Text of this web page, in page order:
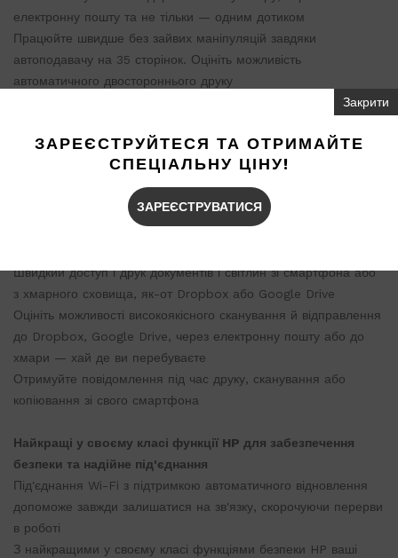
електронну пошту та не тільки — одним дотиком
Працюйте швидше без зайвих маніпуляцій завдяки
автоподавачу на 35 сторінок. Оцініть можливість
автоматичного двостороннього друку
Кольоровий сенсорний екран дає змогу керувати друком,
Цей принтер виготовлений із переробленої пластмаси та
інших електронних пристроїв — більш ніж 15% від загальної
Можливість роботи звідки завгодно
Під'єднуйтеся до хмарного друку через Wi-Fi та стільникові
Швидкий доступ і друк документів і світлин зі смартфона або
з хмарного сховища, як-от Dropbox або Google Drive
Оцініть можливості високоякісного сканування й відправлення
до Dropbox, Google Drive, через електронну пошту або до
хмари — хай де ви перебуваєте
Отримуйте повідомлення під час друку, сканування або
копіювання зі свого смартфона
Найкращі у своєму класі функції HP для забезпечення
безпеки та надійне під'єднання
Під'єднання Wi-Fi з підтримкою автоматичного відновлення
допоможе завжди залишатися на зв'язку, скорочуючи перерви
в роботі
З найкращими у своєму класі функціями безпеки HP ваші
Закрити
ЗАРЕЄСТРУЙТЕСЯ ТА ОТРИМАЙТЕ
СПЕЦІАЛЬНУ ЦІНУ!
ЗАРЕЄСТРУВАТИСЯ